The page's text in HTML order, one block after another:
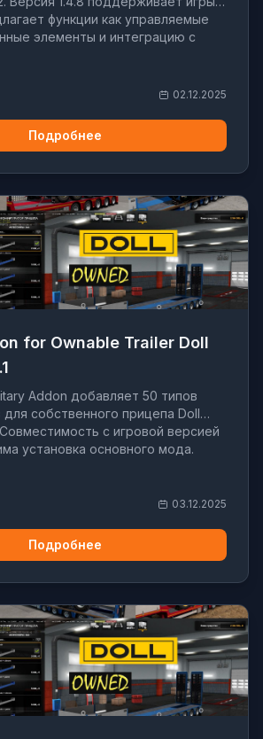
функции как управляемые
элементы и интеграцию с
02.12.2025
Подробнее
for Ownable Trailer Doll
Addon добавляет 50 типов
для собственного прицепа Doll
с игровой версией
установка основного мода.
03.12.2025
Подробнее